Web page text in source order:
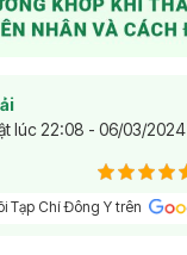
lúc 22:08 - 06/03/2024
Tạp Chí Đông Y trên